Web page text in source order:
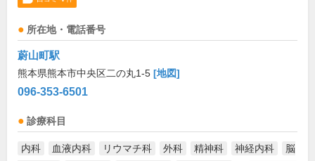
所在地・電話番号
蔚山町駅
熊本県熊本市中央区二の丸1-5 [地図]
096-353-6501
診療科目
内科 血液内科 リウマチ科 外科 精神科 神経内科
脳